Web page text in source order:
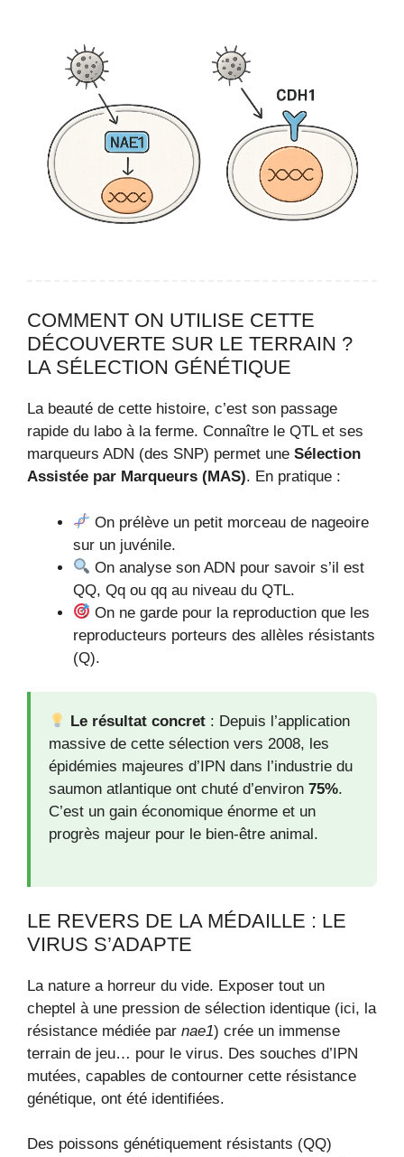
COMMENT ON UTILISE CETTE
DÉCOUVERTE SUR LE TERRAIN ?
LA SÉLECTION GÉNÉTIQUE
La beauté de cette histoire, c’est son passage
rapide du labo à la ferme. Connaître le QTL et ses
marqueurs ADN (des SNP) permet une Sélection
Assistée par Marqueurs (MAS). En pratique :
On prélève un petit morceau de nageoire
sur un juvénile.
On analyse son ADN pour savoir s’il est
QQ, Qq ou qq au niveau du QTL.
On ne garde pour la reproduction que les
reproducteurs porteurs des allèles résistants
(Q).
Le résultat concret : Depuis l’application
massive de cette sélection vers 2008, les
épidémies majeures d’IPN dans l’industrie du
saumon atlantique ont chuté d’environ 75%.
C’est un gain économique énorme et un
progrès majeur pour le bien-être animal.
LE REVERS DE LA MÉDAILLE : LE
VIRUS S’ADAPTE
La nature a horreur du vide. Exposer tout un
cheptel à une pression de sélection identique (ici, la
résistance médiée par nae1) crée un immense
terrain de jeu… pour le virus. Des souches d’IPN
mutées, capables de contourner cette résistance
génétique, ont été identifiées.
Des poissons génétiquement résistants (QQ)